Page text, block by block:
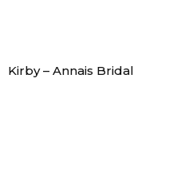
Kirby – Annais Bridal